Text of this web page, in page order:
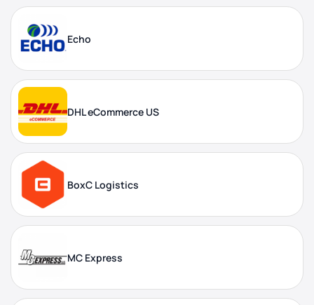
Echo
DHL eCommerce US
BoxC Logistics
MC Express